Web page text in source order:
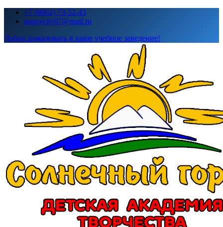
Перейти+7 (8662) 73-52-43
sunnycity07@mail.ru
Добро пожаловать в наше учебное заведение!